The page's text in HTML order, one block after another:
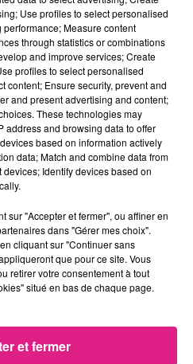
� une �mission
!�Inclus : 2
classe, Nuit en
avec petits
deux entr�es
remplissez le
avec votre
Use profiles to select personalised
Measure content
through statistics or combinations
and improve services; Create
profiles to select personalised
content; Ensure security, prevent and
and present advertising and content;
These technologies may
address and browsing data to offer
based on information actively
data; Match and combine data from
Identify devices based on
sur "Accepter et fermer", ou affiner en
dans "Gérer mes choix".
cliquant sur "Continuer sans
que pour ce site. Vous
retirer votre consentement à tout
situé en bas de chaque page.
et fermer